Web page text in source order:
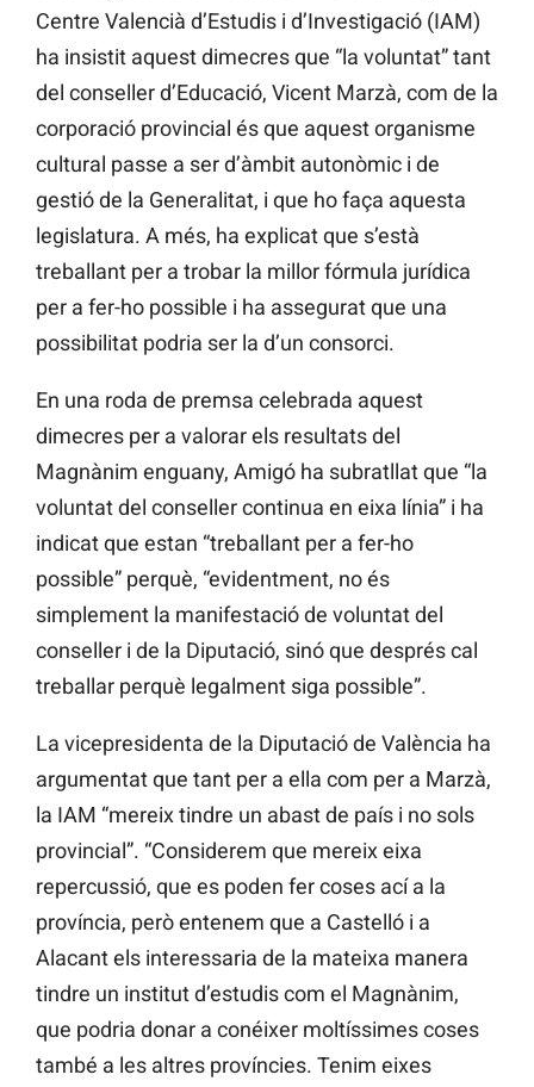
Centre Valencià d’Estudis i d’Investigació (IAM)
ha insistit aquest dimecres que “la voluntat” tant
del conseller d’Educació, Vicent Marzà, com de la
corporació provincial és que aquest organisme
cultural passe a ser d’àmbit autonòmic i de
gestió de la Generalitat, i que ho faça aquesta
legislatura. A més, ha explicat que s’està
treballant per a trobar la millor fórmula jurídica
per a fer-ho possible i ha assegurat que una
possibilitat podria ser la d’un consorci.
En una roda de premsa celebrada aquest
dimecres per a valorar els resultats del
Magnànim enguany, Amigó ha subratllat que “la
voluntat del conseller continua en eixa línia” i ha
indicat que estan “treballant per a fer-ho
possible” perquè, “evidentment, no és
simplement la manifestació de voluntat del
conseller i de la Diputació, sinó que després cal
treballar perquè legalment siga possible”.
La vicepresidenta de la Diputació de València ha
argumentat que tant per a ella com per a Marzà,
la IAM “mereix tindre un abast de país i no sols
provincial”. “Considerem que mereix eixa
repercussió, que es poden fer coses ací a la
província, però entenem que a Castelló i a
Alacant els interessaria de la mateixa manera
tindre un institut d’estudis com el Magnànim,
que podria donar a conéixer moltíssimes coses
també a les altres províncies. Tenim eixes